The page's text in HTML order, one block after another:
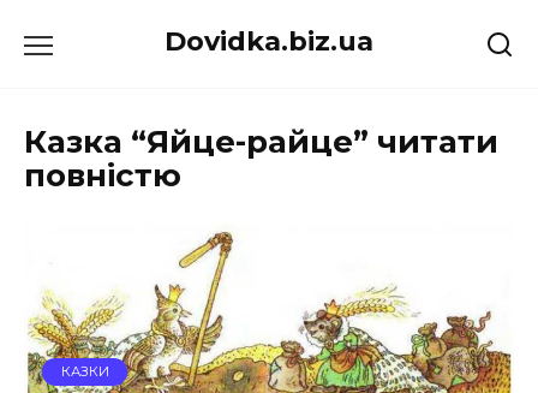
до
Dovidka.biz.ua
Казка “Яйце-райце” читати
повністю
КАЗКИ